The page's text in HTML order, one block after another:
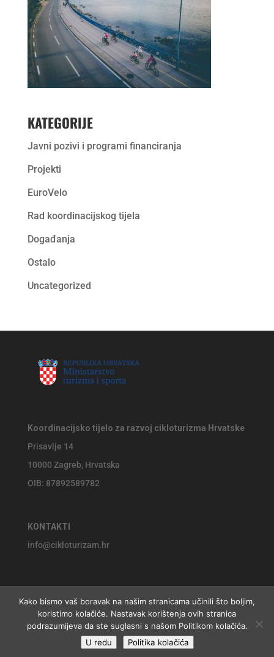
KATEGORIJE
Javni pozivi i programi financiranja
Projekti
EuroVelo
Rad koordinacijskog tijela
Događanja
Ostalo
Uncategorized
Koordinacijsko tijelo za razvoj cikloturizma Hrvatske
Prisavlje 14
10000 Zagreb, Hrvatska
OIB: 87892589782
KONTAKTI
info@cikloturizam.hr
© 2026 Koordinacijsko tijelo za razvoj cikloturizma Hrvatske,
website byJackie
Kako bismo vaš boravak na našim stranicama učinili što boljim,
koristimo kolačiće. Nastavak korištenja ovih stranica
podrazumijeva da ste suglasni s našom Politikom kolačića.
U redu
Politika kolačića